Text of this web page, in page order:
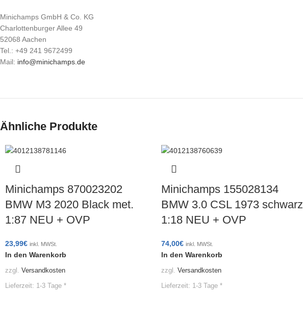
Minichamps GmbH & Co. KG
Charlottenburger Allee 49
52068 Aachen
Tel.: +49 241 9672499
Mail: info@minichamps.de
Ähnliche Produkte
Minichamps 870023202
BMW M3 2020 Black met.
1:87 NEU + OVP
23,99€ inkl. MWSt.
In den Warenkorb
zzgl. Versandkosten
Lieferzeit: 1-3 Tage *
Minichamps 155028134
BMW 3.0 CSL 1973 schwarz
1:18 NEU + OVP
74,00€ inkl. MWSt.
In den Warenkorb
zzgl. Versandkosten
Lieferzeit: 1-3 Tage *